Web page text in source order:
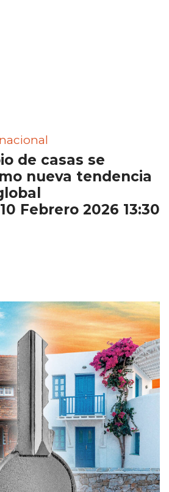
de casas se
nueva tendencia
Febrero 2026 13:30